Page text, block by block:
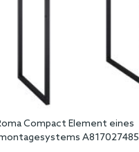
Compact Element eines
A817027485